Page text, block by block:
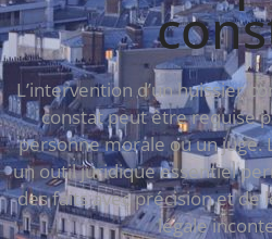
L’intervention d’un huissier
constat peut être requise
personne morale ou un juge.
un outil juridique essentiel
des faits avec précision et
légale